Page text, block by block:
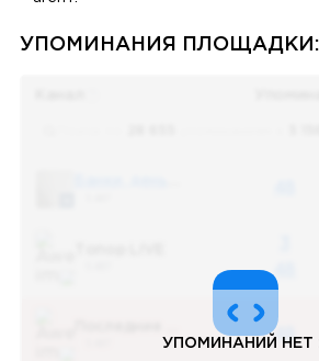
УПОМИНАНИЯ ПЛОЩАДКИ:
48
48
УПОМИНАНИЙ НЕТ